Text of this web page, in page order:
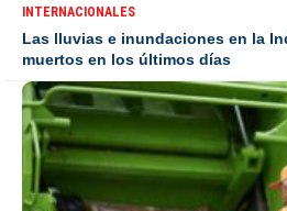
INTERNACIONALES
Las lluvias e inundaciones en la
muertos en los últimos días